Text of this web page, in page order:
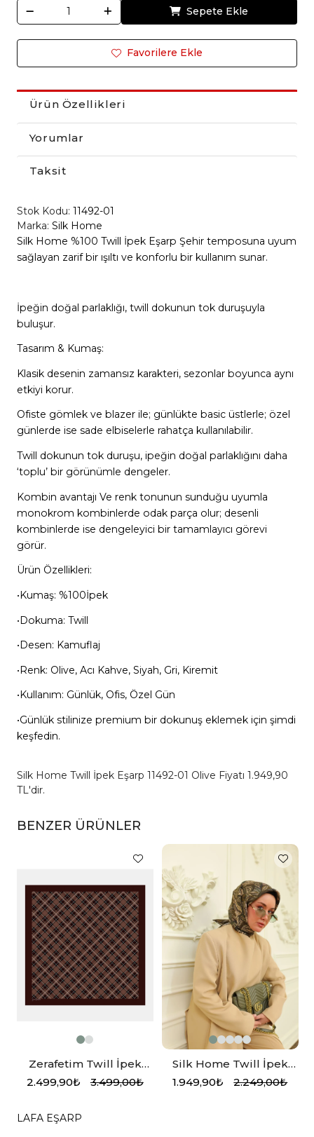
Sepete Ekle
Favorilere Ekle
Ürün Özellikleri
Yorumlar
Taksit
Stok Kodu: 11492-01
Marka: Silk Home
Silk Home %100 Twill İpek Eşarp Şehir temposuna uyum
sağlayan zarif bir ışıltı ve konforlu bir kullanım sunar.
İpeğin doğal parlaklığı, twill dokunun tok duruşuyla
buluşur.
Tasarım & Kumaş:
Klasik desenin zamansız karakteri, sezonlar boyunca aynı
etkiyi korur.
Ofiste gömlek ve blazer ile; günlükte basic üstlerle; özel
günlerde ise sade elbiselerle rahatça kullanılabilir.
Twill dokunun tok duruşu, ipeğin doğal parlaklığını daha
‘toplu’ bir görünümle dengeler.
Kombin avantajı Ve renk tonunun sunduğu uyumla
monokrom kombinlerde odak parça olur; desenli
kombinlerde ise dengeleyici bir tamamlayıcı görevi
görür.
Ürün Özellikleri:
•Kumaş: %100İpek
•Dokuma: Twill
•Desen: Kamuflaj
•Renk: Olive, Acı Kahve, Siyah, Gri, Kiremit
•Kullanım: Günlük, Ofis, Özel Gün
•Günlük stilinize premium bir dokunuş eklemek için şimdi
keşfedin.
Silk Home Twill İpek Eşarp 11492-01 Olive Fiyatı 1.949,90
TL'dir.
BENZER ÜRÜNLER
Zerafetim Twill İpek
Eşarp Bordo, Siyah
2.499,90₺ 3.499,00₺
Silk Home Twill İpek
Eşarp 11456-31
1.949,90₺ 2.249,00₺
LAFA EŞARP